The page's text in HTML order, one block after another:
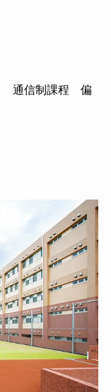
通信制課程 偏